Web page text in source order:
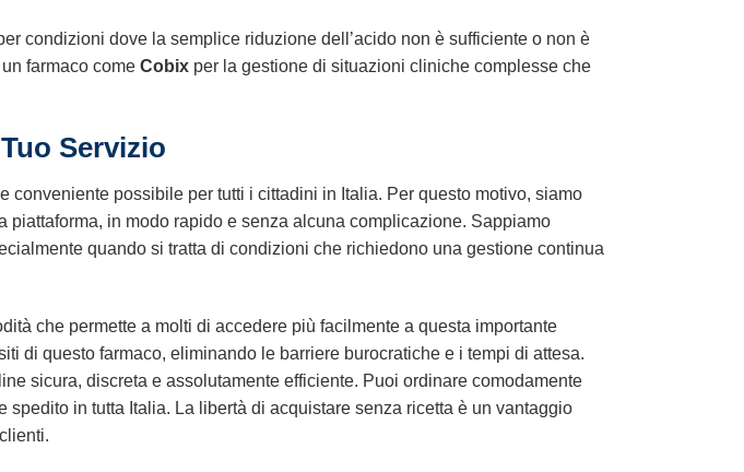
condizioni dove la semplice riduzione dell’acido non è sufficiente o non è
farmaco come Cobix per la gestione di situazioni cliniche complesse che
Servizio
conveniente possibile per tutti i cittadini in Italia. Per questo motivo, siamo
piattaforma, in modo rapido e senza alcuna complicazione. Sappiamo
quando si tratta di condizioni che richiedono una gestione continua
che permette a molti di accedere più facilmente a questa importante
di questo farmaco, eliminando le barriere burocratiche e i tempi di attesa.
sicura, discreta e assolutamente efficiente. Puoi ordinare comodamente
in tutta Italia. La libertà di acquistare senza ricetta è un vantaggio